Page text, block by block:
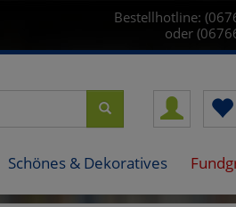
Bestellhotline:
oder
Schönes & Dekoratives